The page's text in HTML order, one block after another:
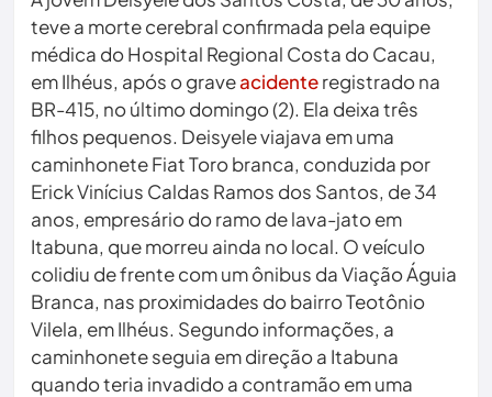
teve a morte cerebral confirmada pela equipe
médica do Hospital Regional Costa do Cacau,
em Ilhéus, após o graveacidenteregistrado na
BR-415, no último domingo (2). Ela deixa três
filhos pequenos. Deisyele viajava em uma
caminhonete Fiat Toro branca, conduzida por
Erick Vinícius Caldas Ramos dos Santos, de 34
anos, empresário do ramo de lava-jato em
Itabuna, que morreu ainda no local. O veículo
colidiu de frente com um ônibus da Viação Águia
Branca, nas proximidades do bairro Teotônio
Vilela, em Ilhéus. Segundo informações, a
caminhonete seguia em direção a Itabuna
quando teria invadido a contramão em uma